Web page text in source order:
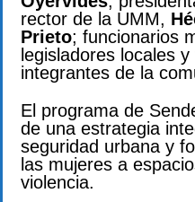
rector de la UMM,
Prieto; funcionarios
legisladores locales
integrantes de la
El programa de
de una estrategia
seguridad urbana y
las mujeres a
violencia.